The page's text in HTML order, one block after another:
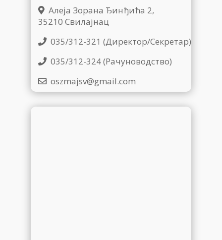
Алеја Зорана Ђинђића 2,
35210 Свилајнац
035/312-321 (Директор/Секретар)
035/312-324 (Рачуноводство)
oszmajsv@gmail.com